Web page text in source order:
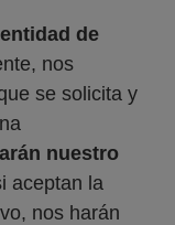
de
nos
se solicita y
nuestro
aceptan la
nos harán